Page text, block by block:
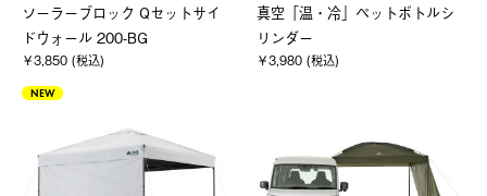
ソーラーブロック Qセットサイ
ドウォール 200-BG
￥3,850 (税込)
真空「温・冷」ペットボトルシ
リンダー
￥3,980 (税込)
NEW